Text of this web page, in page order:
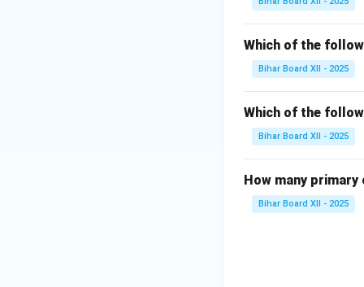
हो सकता है। खनिज
प्रत्येक प्रकार के
Which of the
Bihar Board XII - 2025
Which of the
Bihar Board XII - 2025
How many
Bihar Board XII - 2025